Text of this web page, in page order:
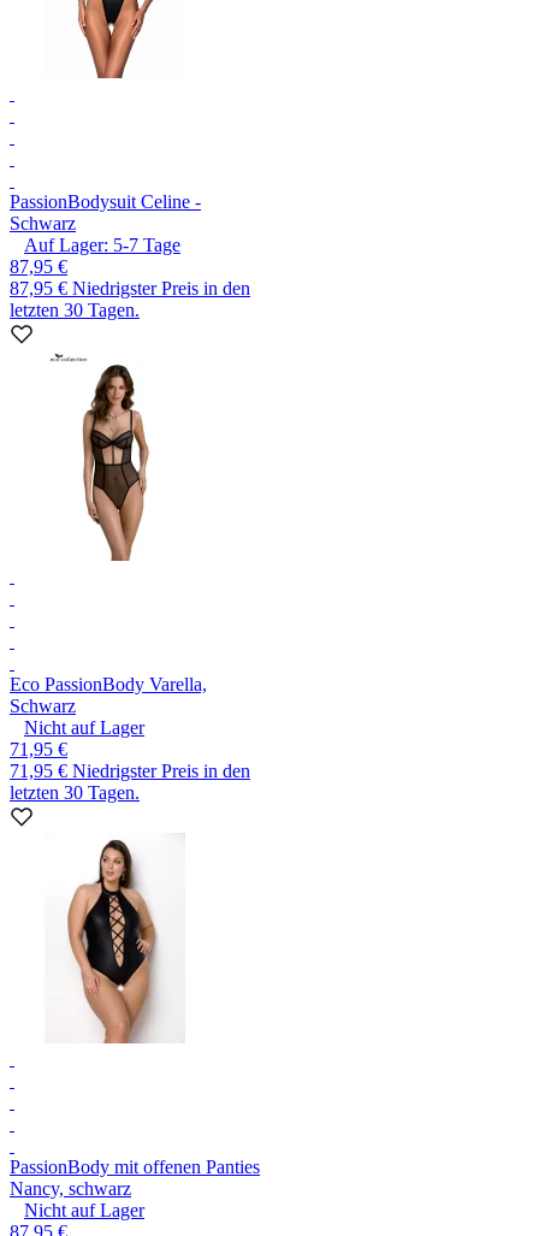
PassionBodysuit Celine -
Schwarz
Auf Lager: 5-7 Tage
87,95 €
87,95 € Niedrigster Preis in den
letzten 30 Tagen.
Eco PassionBody Varella,
Schwarz
Nicht auf Lager
71,95 €
71,95 € Niedrigster Preis in den
letzten 30 Tagen.
PassionBody mit offenen Panties
Nancy, schwarz
Nicht auf Lager